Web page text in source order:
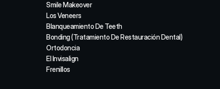
Smile Makeover
Los Veneers
Blanqueamiento De Teeth
Bonding (Tratamiento De Restauración Dental)
Ortodoncia
El Invisalign
Frenillos